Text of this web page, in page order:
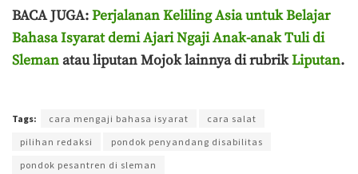
BACA JUGA:Perjalanan Keliling Asia untuk Belajar
Bahasa Isyarat demi Ajari Ngaji Anak-anak Tuli di
Slemanatau liputan Mojok lainnya di rubrikLiputan.
Tags: cara mengaji bahasa isyarat
cara salat
pilihan redaksi
pondok penyandang disabilitas
pondok pesantren di sleman